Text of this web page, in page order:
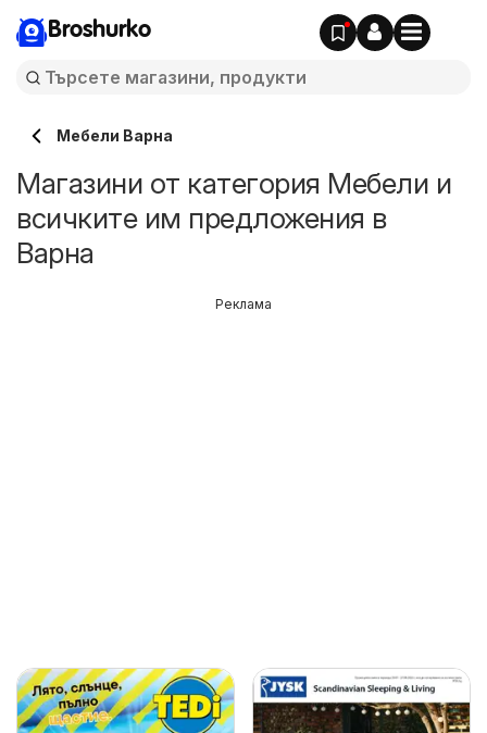
Broshurko
Мебели Варна
Магазини от категория Мебели и
всичките им предложения в
Варна
Реклама